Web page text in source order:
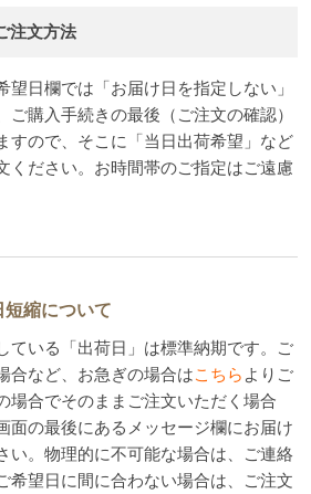
注文方法
望日欄では「お届け日を指定しない」
購入手続きの最後（ご注文の確認）
すので、そこに「当日出荷希望」など
ください。お時間帯のご指定はご遠慮
縮について
ている「出荷日」は標準納期です。ご
合など、お急ぎの場合はこちら よりご
場合でそのままご注文いただく場合
面の最後にあるメッセージ欄にお届け
い。物理的に不可能な場合は、ご連絡
希望日に間に合わない場合は、ご注文